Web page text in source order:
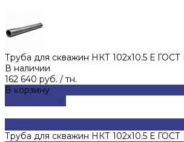
Труба для скважин НКТ 102х10.5 Е ГОСТ
В наличии
162 640 руб. / тн.
В корзину
Труба для скважин НКТ 102х10.5 Е ГОСТ